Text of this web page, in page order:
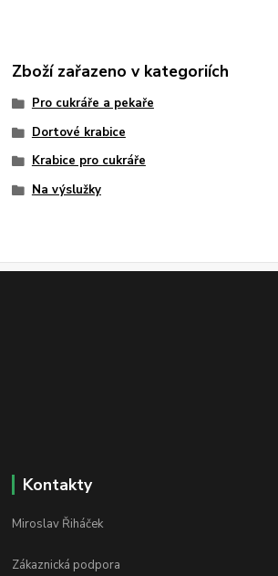
Zboží zařazeno v kategoriích
Pro cukráře a pekaře
Dortové krabice
Krabice pro cukráře
Na výslužky
Kontakty
Miroslav Řiháček
Zákaznická podpora